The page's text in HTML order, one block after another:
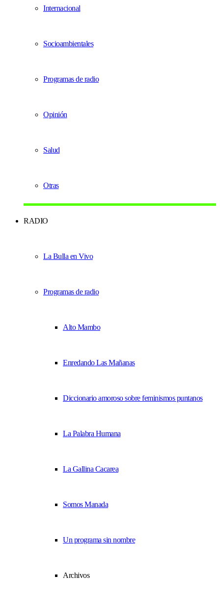
Internacional
Socioambientales
Programas de radio
Opinión
Salud
Otras
RADIO
La Bulla en Vivo
Programas de radio
Alto Mambo
Enredando Las Mañanas
Diccionario amoroso sobre feminismos puntanos
La Palabra Humana
La Gallina Cacarea
Somos Manada
Un programa sin nombre
Archivos